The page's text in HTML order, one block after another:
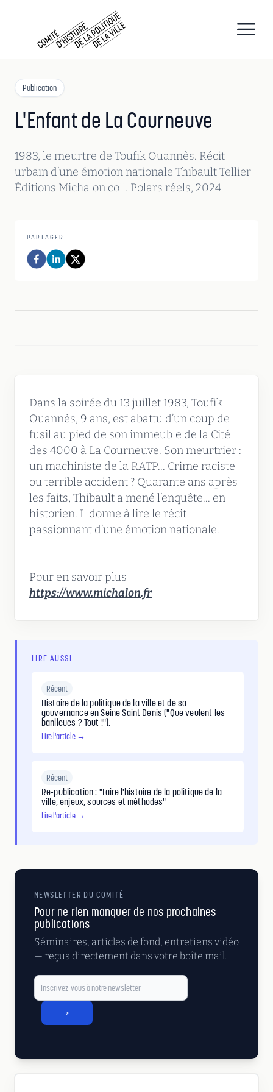
Publication
L'Enfant de La Courneuve
1983, le meurtre de Toufik Ouannès. Récit
urbain d’une émotion nationale Thibault Tellier
Éditions Michalon coll. Polars réels, 2024
PARTAGER
Dans la soirée du 13 juillet 1983, Toufik
Ouannès, 9 ans, est abattu d’un coup de
fusil au pied de son immeuble de la Cité
des 4000 à La Courneuve. Son meurtrier :
un machiniste de la RATP... Crime raciste
ou terrible accident ? Quarante ans après
les faits, Thibault a mené l’enquête... en
historien. Il donne à lire le récit
passionnant d’une émotion nationale.
Pour en savoir plus
https://www.michalon.fr
LIRE AUSSI
Récent
Histoire de la politique de la ville et de sa
gouvernance en Seine Saint Denis ("Que veulent les
banlieues ? Tout !").
Lire l'article →
Récent
Re-publication : "Faire l'histoire de la politique de la
ville, enjeux, sources et méthodes"
Lire l'article →
NEWSLETTER DU COMITÉ
Pour ne rien manquer de nos prochaines
publications
Séminaires, articles de fond, entretiens vidéo
— reçus directement dans votre boîte mail.
>